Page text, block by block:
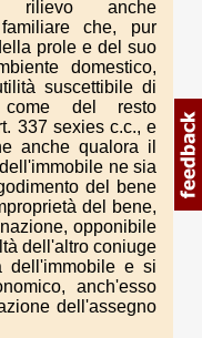
rilievo anche
che, pur
prole e del suo
domestico,
suscettibile di
come del resto
337 sexies c.c., e
anche qualora il
ne sia
del bene
del bene,
opponibile
dell'altro coniuge
dell'immobile e si
anch'esso
dell'assegno